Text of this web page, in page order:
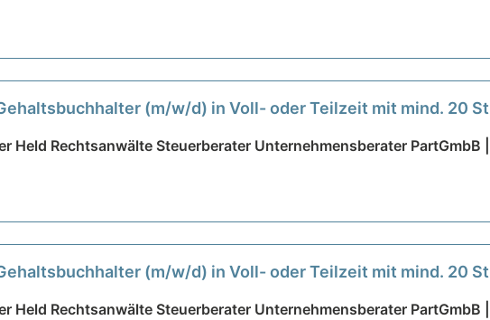
(m/w/d) in Voll- oder Teilzeit mit mind. 20
Held Rechtsanwälte Steuerberater Unternehmensberater PartGmbB
(m/w/d) in Voll- oder Teilzeit mit mind. 20
Held Rechtsanwälte Steuerberater Unternehmensberater PartGmbB